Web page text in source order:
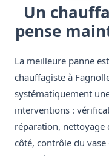
Un
pense
La meilleure panne
chauffagiste à
systématiquement
interventions :
réparation, nettoyage
côté, contrôle du